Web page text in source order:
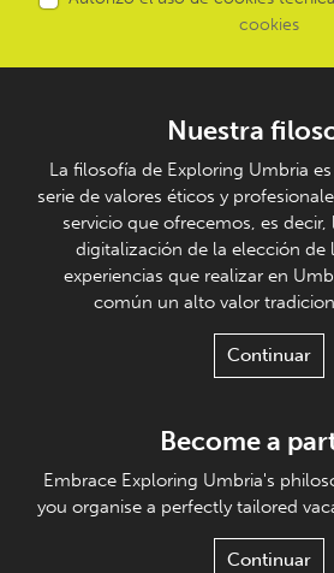
cookies
Nuestra
La filosofía de Exploring Umbria
serie de valores éticos y
servicio que ofrecemos, es
digitalización de la elección de
experiencias que realizar en
común un alto valor
Continuar
Become a
Embrace Exploring Umbria's
you organise a perfectly tailored
Continuar